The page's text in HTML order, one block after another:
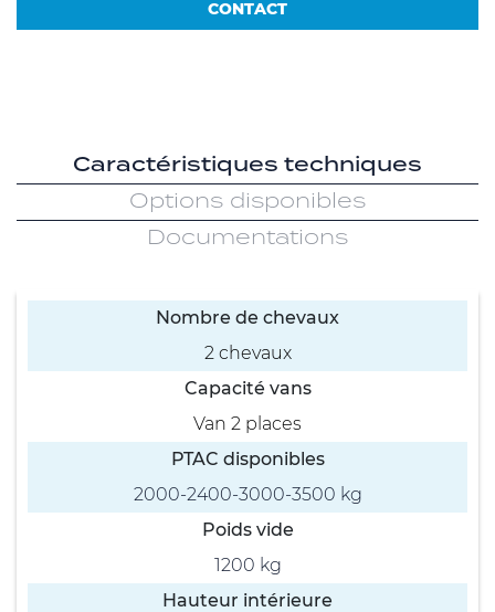
CONTACT
Caractéristiques techniques
Options disponibles
Documentations
Nombre de chevaux
2 chevaux
Capacité vans
Van 2 places
PTAC disponibles
2000-2400-3000-3500 kg
Poids vide
1200 kg
Hauteur intérieure